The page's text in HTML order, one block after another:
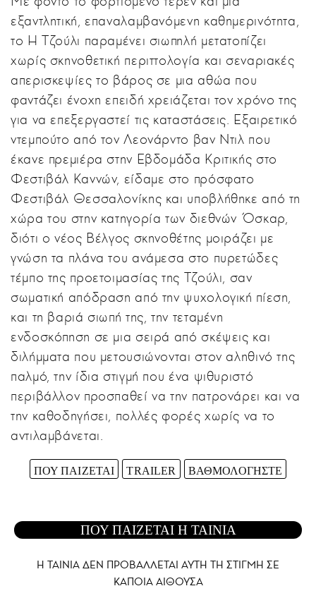
εξαντλητική, επαναλαμβανόμενη καθημερινότητα,
το Η Τζούλι παραμένει σιωπηλή μετατοπίζει
χωρίς σκηνοθετική περιττολογία και σεναριακές
απερισκεψίες το βάρος σε μια αθώα που
φαντάζει ένοχη επειδή χρειάζεται τον χρόνο της
για να επεξεργαστεί τις καταστάσεις. Εξαιρετικό
ντεμπούτο από τον Λεονάρντο βαν Ντιλ που
έκανε πρεμιέρα στην Εβδομάδα Κριτικής στο
Φεστιβάλ Καννών, είδαμε στο πρόσφατο
Φεστιβάλ Θεσσαλονίκης και υποβλήθηκε από τη
χώρα του στην κατηγορία των διεθνών Όσκαρ,
διότι ο νέος Βέλγος σκηνοθέτης μοιράζει με
γνώση τα πλάνα του ανάμεσα στο πυρετώδες
τέμπο της προετοιμασίας της Τζούλι, σαν
σωματική απόδραση από την ψυχολογική πίεση,
και τη βαριά σιωπή της, την τεταμένη
ενδοσκόπηση σε μια σειρά από σκέψεις και
διλήμματα που μετουσιώνονται στον αληθινό της
παλμό, την ίδια στιγμή που ένα ψιθυριστό
περιβάλλον προσπαθεί να την πατρονάρει και να
την καθοδηγήσει, πολλές φορές χωρίς να το
αντιλαμβάνεται.
ΠΟΥ ΠΑΙΖΕΤΑΙ TRAILER ΒΑΘΜΟΛΟΓΗΣΤΕ
ΠΟΥ ΠΑΙΖΕΤΑΙ Η ΤΑΙΝΙΑ
Η ΤΑΙΝΙΑ ΔΕΝ ΠΡΟΒΑΛΛΕΤΑΙ AYTH ΤΗ ΣΤΙΓΜΗ ΣΕ
ΚΑΠΟΙΑ ΑΙΘΟΥΣΑ